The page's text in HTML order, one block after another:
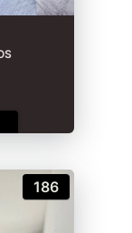
186